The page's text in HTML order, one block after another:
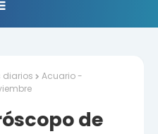
diarios
Acuario -
de